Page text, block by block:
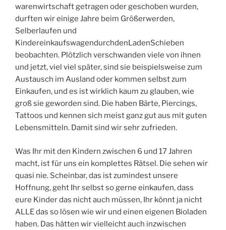
warenwirtschaft getragen oder geschoben wurden,
durften wir einige Jahre beim Größerwerden,
Selberlaufen und
KindereinkaufswagendurchdenLadenSchieben
beobachten. Plötzlich verschwanden viele von ihnen
und jetzt, viel viel später, sind sie beispielsweise zum
Austausch im Ausland oder kommen selbst zum
Einkaufen, und es ist wirklich kaum zu glauben, wie
groß sie geworden sind. Die haben Bärte, Piercings,
Tattoos und kennen sich meist ganz gut aus mit guten
Lebensmitteln. Damit sind wir sehr zufrieden.
Was Ihr mit den Kindern zwischen 6 und 17 Jahren
macht, ist für uns ein komplettes Rätsel. Die sehen wir
quasi nie. Scheinbar, das ist zumindest unsere
Hoffnung, geht Ihr selbst so gerne einkaufen, dass
eure Kinder das nicht auch müssen, Ihr könnt ja nicht
ALLE das so lösen wie wir und einen eigenen Bioladen
haben. Das hätten wir vielleicht auch inzwischen